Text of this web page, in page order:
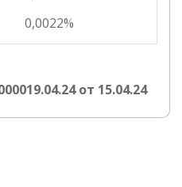
0,0022%
от 15.04.24